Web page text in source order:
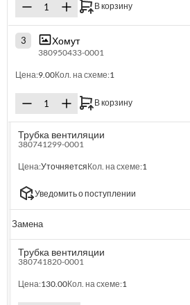
В корзину
3 Хомут
380950433-0001
Цена:9.00Кол. на схеме:1
В корзину
Трубка вентиляции
380741299-0001
Цена:УточняетсяКол. на схеме:1
Уведомить о поступлении
Замена
Трубка вентиляции
380741820-0001
Цена:130.00Кол. на схеме:1